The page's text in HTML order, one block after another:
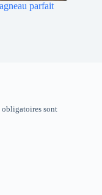
parfait
obligatoires sont